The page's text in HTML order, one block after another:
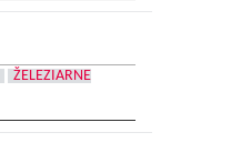
ŽELEZIARNE